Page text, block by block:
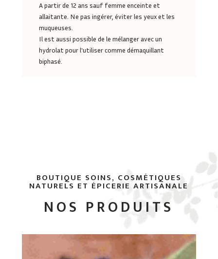
A partir de 12 ans sauf femme enceinte et
allaitante. Ne pas ingérer, éviter les yeux et les
muqueuses.
Il est aussi possible de le mélanger avec un
hydrolat pour l'utiliser comme démaquillant
biphasé.
BOUTIQUE SOINS, COSMÉTIQUES
NATURELS ET ÉPICERIE ARTISANALE
NOS PRODUITS